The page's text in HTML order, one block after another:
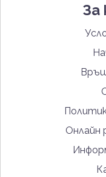
За
Онлайн